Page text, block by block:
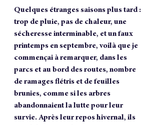
Quelques étranges saisons plus tard :
trop de pluie, pas de chaleur, une
sécheresse interminable, et un faux
printemps en septembre, voilà que je
commençai à remarquer, dans les
parcs et au bord des routes, nombre
de ramages flétris et de feuilles
brunies, comme si les arbres
abandonnaient la lutte pour leur
survie. Après leur repos hivernal, ils